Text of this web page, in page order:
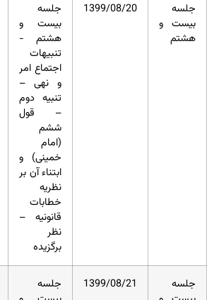
جلسه
بیست و
هشتم
1399/08/20
جلسه
بیست و
هشتم -
تنبیهات
اجتماع امر
و نهی –
تنبیه دوم
– قول
ششم
(امام
خمینی) و
ابتناء آن بر
نظریه
خطابات
قانونیه –
نظر
برگزیده
جلسه
1399/08/21
جلسه